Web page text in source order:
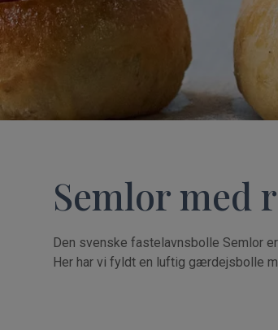
Semlor med
Den svenske fastelavnsbolle Semlor
Her har vi fyldt en luftig gærdejsbolle
Waffle Supply